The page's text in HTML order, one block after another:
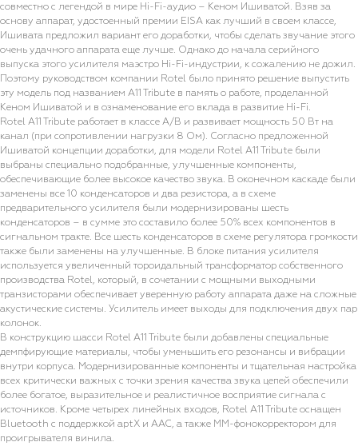
совместно с легендой в мире Hi-Fi-аудио – Кеном Ишиватой. Взяв за
основу аппарат, удостоенный премии EISA как лучший в своем классе,
Ишивата предложил вариант его доработки, чтобы сделать звучание этого
очень удачного аппарата еще лучше. Однако до начала серийного
выпуска этого усилителя маэстро Hi-Fi-индустрии, к сожалению не дожил.
Поэтому руководством компании Rotel было принято решение выпустить
эту модель под названием A11 Tribute в память о работе, проделанной
Кеном Ишиватой и в ознаменование его вклада в развитие Hi-Fi.
Rotel A11 Tribute работает в классе A/B и развивает мощность 50 Вт на
канал (при сопротивлении нагрузки 8 Ом). Согласно предложенной
Ишиватой концепции доработки, для модели Rotel A11 Tribute были
выбраны специально подобранные, улучшенные компоненты,
обеспечивающие более высокое качество звука. В оконечном каскаде были
заменены все 10 конденсаторов и два резистора, а в схеме
предварительного усилителя были модернизированы шесть
конденсаторов – в сумме это составило более 50% всех компонентов в
сигнальном тракте. Все шесть конденсаторов в схеме регулятора громкости
также были заменены на улучшенные. В блоке питания усилителя
используется увеличенный тороидальный трансформатор собственного
производства Rotel, который, в сочетании с мощными выходными
транзисторами обеспечивает уверенную работу аппарата даже на сложные
акустические системы. Усилитель имеет выходы для подключения двух пар
колонок.
В конструкцию шасси Rotel A11 Tribute были добавлены специальные
демпфирующие материалы, чтобы уменьшить его резонансы и вибрации
внутри корпуса. Модернизированные компоненты и тщательная настройка
всех критически важных с точки зрения качества звука цепей обеспечили
более богатое, выразительное и реалистичное восприятие сигнала с
источников. Кроме четырех линейных входов, Rotel A11 Tribute оснащен
Bluetooth с поддержкой aptX и AAC, а также MM-фонокорректором для
проигрывателя винила.